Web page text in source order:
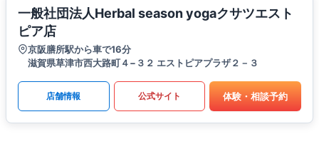
一般社団法人Herbal season yogaクサツエスト
ピア店
京阪膳所駅から車で16分
滋賀県草津市西大路町４−３２ エストピアプラザ２－３
店舗情報 公式サイト 体験・相談予約